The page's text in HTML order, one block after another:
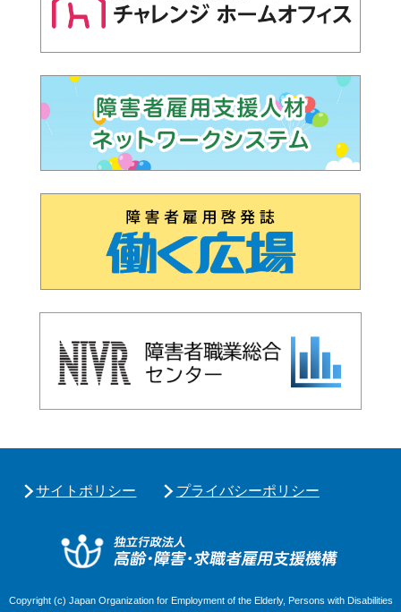
サイトポリシー プライバシーポリシー
Copyright (c) Japan Organization for Employment of the Elderly, Persons with Disabilities